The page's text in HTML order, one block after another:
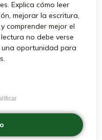
Explica cómo leer
mejorar la escritura,
comprender mejor el
no debe verse
oportunidad para